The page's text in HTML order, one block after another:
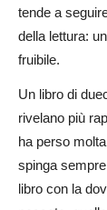
tende a
della lettura:
fruibile.
Un libro di
rivelano più
ha perso
spinga
libro con la